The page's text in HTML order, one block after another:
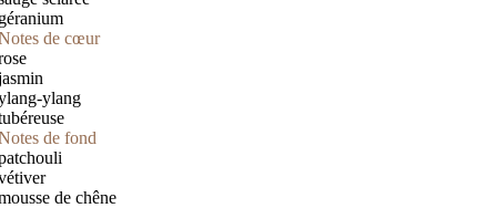
de cœur
ylang
de fond
de chêne